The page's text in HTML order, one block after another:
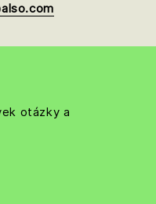
otázky a